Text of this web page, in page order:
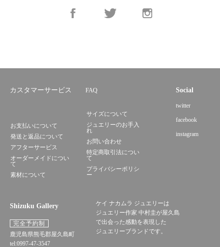
カスタマーサービス FAQ
お支払いについて
発送と返品について
アフターサービス
オーダーメイドについ
て
素材について
サイズについて
ジュエリーのお手入
れ
お問い合わせ
特定商取引法につい
て
プライバシーポリシ
ー
Social
twitter
facebook
instagram
Shizuku Gallery
完全予約制
鹿児島県熊毛郡屋久島町
tel:0997-47-3547
ケイ ナカムラ ジュエリーは
ジュエリー作家 中村圭が屋久島
で出会った感動を表現した
ジュエリーブランドです。